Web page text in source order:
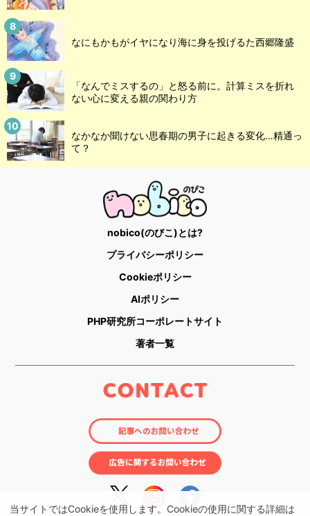
当サイトではCookieを使用します。Cookieの使用に関する詳細は
なにもかもがイヤになり海に身を投げるた西郷隆盛
「なんでミスするの」と怒る前に。計算ミスを折れ
ない心に変える親の関わり方
なかなか聞けない思春期の男子に起きる変化…精通っ
て？
nobico(のびこ)とは?
プライバシーポリシー
Cookieポリシー
AIポリシー
PHP研究所コーポレートサイト
著者一覧